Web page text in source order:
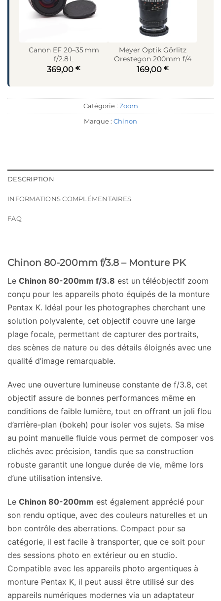
Canon EF 20–35 mm
f/2.8 L
369,00 €
Meyer Optik Görlitz
Orestegon 200mm f/4
169,00 €
Catégorie : Zoom
Marque : Chinon
DESCRIPTION
INFORMATIONS COMPLÉMENTAIRES
FAQ
Chinon 80-200mm f/3.8 – Monture PK
Le Chinon 80-200mm f/3.8 est un téléobjectif zoom
conçu pour les appareils photo équipés de la monture
Pentax K. Idéal pour les photographes cherchant une
solution polyvalente, cet objectif couvre une large
plage focale, permettant de capturer des portraits,
des scènes de nature ou des détails éloignés avec une
qualité d’image remarquable.
Avec une ouverture lumineuse constante de f/3.8, cet
objectif assure de bonnes performances même en
conditions de faible lumière, tout en offrant un joli flou
d’arrière-plan (bokeh) pour isoler vos sujets. Sa mise
au point manuelle fluide vous permet de composer vos
clichés avec précision, tandis que sa construction
robuste garantit une longue durée de vie, même lors
d’une utilisation intensive.
Le Chinon 80-200mm est également apprécié pour
son rendu optique, avec des couleurs naturelles et un
bon contrôle des aberrations. Compact pour sa
catégorie, il est facile à transporter, que ce soit pour
des sessions photo en extérieur ou en studio.
Compatible avec les appareils photo argentiques à
monture Pentax K, il peut aussi être utilisé sur des
appareils numériques modernes via un adaptateur